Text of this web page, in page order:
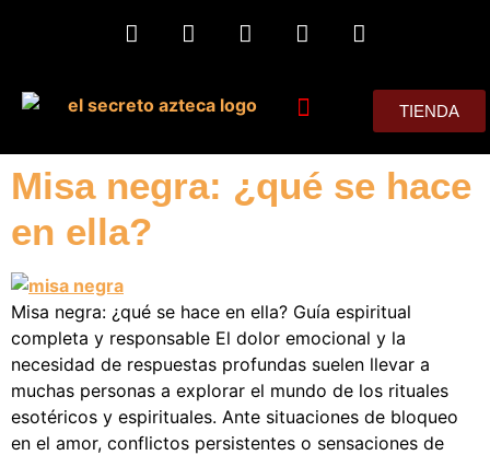
TIENDA
Misa negra: ¿qué se hace
en ella?
Misa negra: ¿qué se hace en ella? Guía espiritual
completa y responsable El dolor emocional y la
necesidad de respuestas profundas suelen llevar a
muchas personas a explorar el mundo de los rituales
esotéricos y espirituales. Ante situaciones de bloqueo
en el amor, conflictos persistentes o sensaciones de